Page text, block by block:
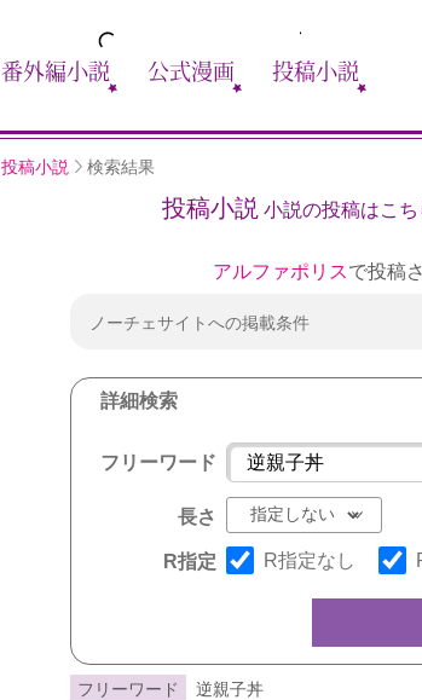
番外編小説 公式漫画 投稿小説
投稿小説 検索結果
投稿小説 小説の投稿はこち
アルファポリスで投稿
ノーチェサイトへの掲載条件
詳細検索
フリーワード
長さ
R指定 R指定なし
フリーワード
逆親子丼